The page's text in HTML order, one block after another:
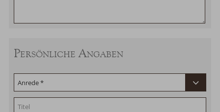
Persönliche Angaben